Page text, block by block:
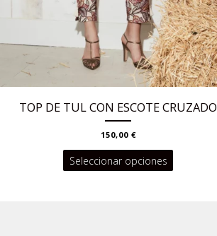
TOP DE TUL CON ESCOTE CRUZADO
150,00 €
Seleccionar opciones